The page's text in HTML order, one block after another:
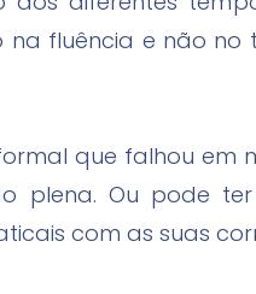
na fluência e não
que falhou
plena. Ou pode
com as suas